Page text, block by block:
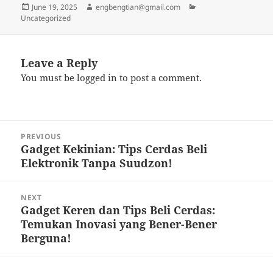
Posted
on
June 19, 2025 Author
engbengtian@gmail.com
Uncategorized
Leave a Reply
You must belogged in to post a comment.
navigation
PREVIOUS
Previous
post:
Gadget Kekinian: Tips Cerdas Beli
Elektronik Tanpa Suudzon!
NEXT
Next
post:
Gadget Keren dan Tips Beli Cerdas:
Temukan Inovasi yang Bener-Bener
Berguna!